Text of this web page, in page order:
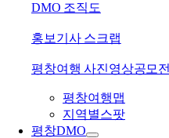
DMO 조직도
홍보기사 스크랩
평창여행 사진영상공모전
평창여행맵
지역별스팟
평창DMO